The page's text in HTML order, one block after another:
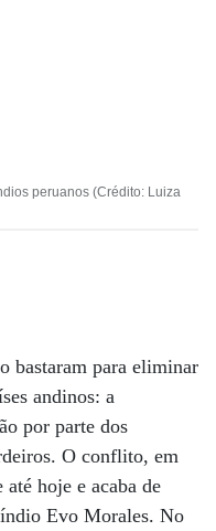
peruanos (Crédito: Luiza
bastaram para eliminar
andinos: a
por parte dos
O conflito, em
hoje e acaba de
Evo Morales. No